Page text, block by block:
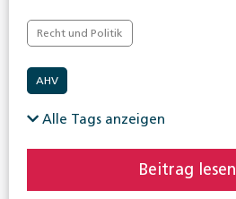
Recht und Politik
AHV
Alle Tags anzeigen
Beitrag lesen